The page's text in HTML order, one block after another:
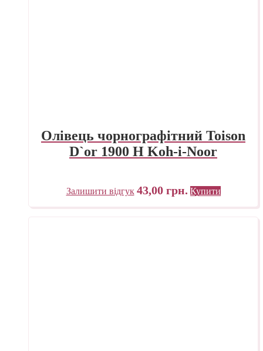
Олівець чорнографітний Toison
D`or 1900 H Koh-i-Noor
Залишити відгук 43,00 грн. Купити